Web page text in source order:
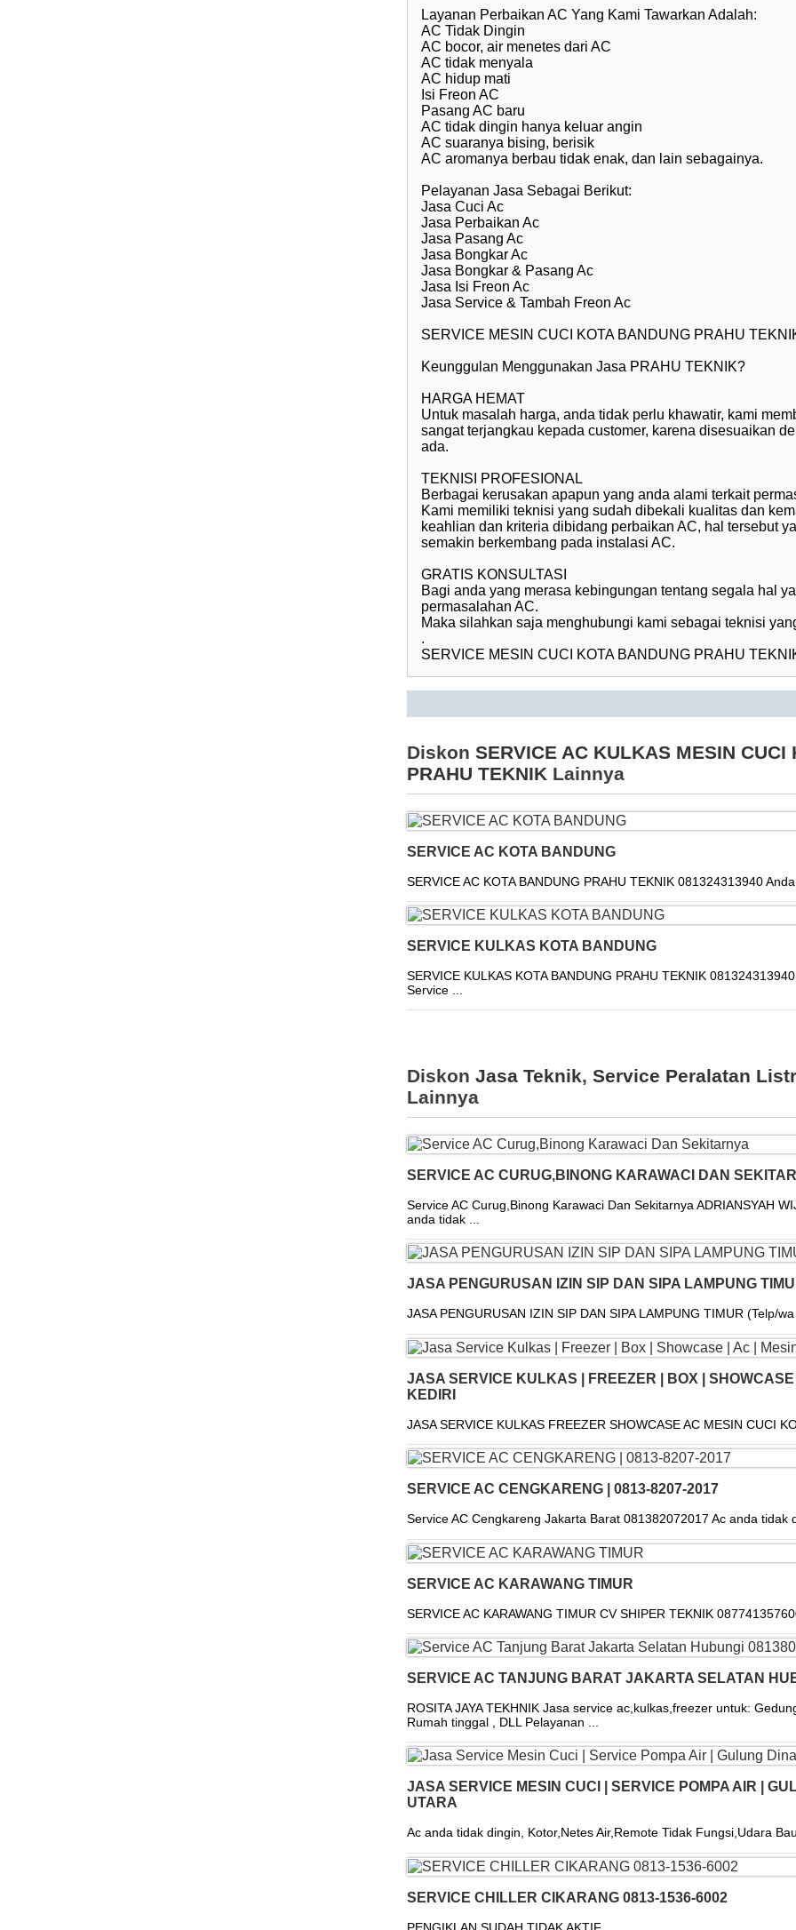
Layanan Perbaikan AC Yang Kami Tawarkan Adalah:
AC Tidak Dingin
AC bocor, air menetes dari AC
AC tidak menyala
AC hidup mati
Isi Freon AC
Pasang AC baru
AC tidak dingin hanya keluar angin
AC suaranya bising, berisik
AC aromanya berbau tidak enak, dan lain sebagainya.
Pelayanan Jasa Sebagai Berikut:
Jasa Cuci Ac
Jasa Perbaikan Ac
Jasa Pasang Ac
Jasa Bongkar Ac
Jasa Bongkar & Pasang Ac
Jasa Isi Freon Ac
Jasa Service & Tambah Freon Ac
SERVICE MESIN CUCI KOTA BANDUNG PRAHU
Keunggulan Menggunakan Jasa PRAHU TEKNIK?
HARGA HEMAT
Untuk masalah harga, anda tidak perlu khawatir, kami
sangat terjangkau kepada customer, karena disesuaikan
ada.
TEKNISI PROFESIONAL
Berbagai kerusakan apapun yang anda alami terkait
Kami memiliki teknisi yang sudah dibekali kualitas dan
keahlian dan kriteria dibidang perbaikan AC, hal tersebut
semakin berkembang pada instalasi AC.
GRATIS KONSULTASI
Bagi anda yang merasa kebingungan tentang segala hal
permasalahan AC.
Maka silahkan saja menghubungi kami sebagai teknisi
.
SERVICE MESIN CUCI KOTA BANDUNG PRAHU
Diskon SERVICE AC KULKAS MESIN CUCI
PRAHU TEKNIK Lainnya
SERVICE AC KOTA BANDUNG
SERVICE AC KOTA BANDUNG PRAHU TEKNIK 081324313940
SERVICE KULKAS KOTA BANDUNG
SERVICE KULKAS KOTA BANDUNG PRAHU TEKNIK
Service ...
Diskon Jasa Teknik, Service Peralatan
Lainnya
SERVICE AC CURUG,BINONG KARAWACI DAN
Service AC Curug,Binong Karawaci Dan Sekitarnya ADRIANSYAH
anda tidak ...
JASA PENGURUSAN IZIN SIP DAN SIPA LAMPUNG
JASA PENGURUSAN IZIN SIP DAN SIPA LAMPUNG TIMUR (Telp/
JASA SERVICE KULKAS | FREEZER | BOX |
KEDIRI
JASA SERVICE KULKAS FREEZER SHOWCASE AC MESIN CUCI
SERVICE AC CENGKARENG | 0813-8207-2017
Service AC Cengkareng Jakarta Barat 081382072017 Ac anda tidak
SERVICE AC KARAWANG TIMUR
SERVICE AC KARAWANG TIMUR CV SHIPER TEKNIK
SERVICE AC TANJUNG BARAT JAKARTA SELATAN
ROSITA JAYA TEKHNIK Jasa service ac,kulkas,freezer untuk:
Rumah tinggal , DLL Pelayanan ...
JASA SERVICE MESIN CUCI | SERVICE POMPA AIR |
UTARA
Ac anda tidak dingin, Kotor,Netes Air,Remote Tidak Fungsi,Udara
SERVICE CHILLER CIKARANG 0813-1536-6002